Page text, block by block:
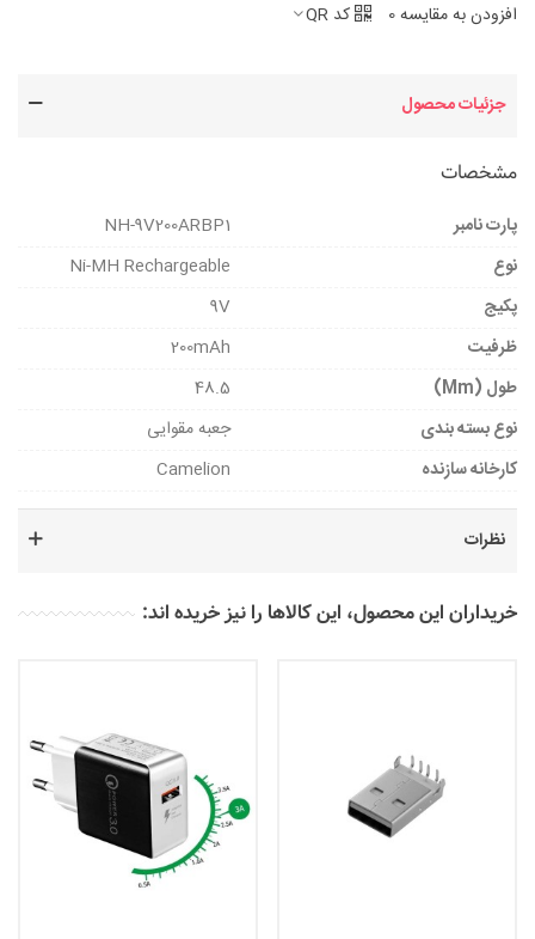
افزودن به مقایسه0 کد QR
جزئیات محصول
مشخصات
پارت نامبر
NH-9V200ARBP1
نوع
Ni-MH Rechargeable
پکیج
9V
ظرفیت
200mAh
طول (mm)
48.5
نوع بسته بندی
جعبه مقوایی
کارخانه سازنده
Camelion
نظرات
خریداران این محصول، این کالاها را نیز خریده اند: